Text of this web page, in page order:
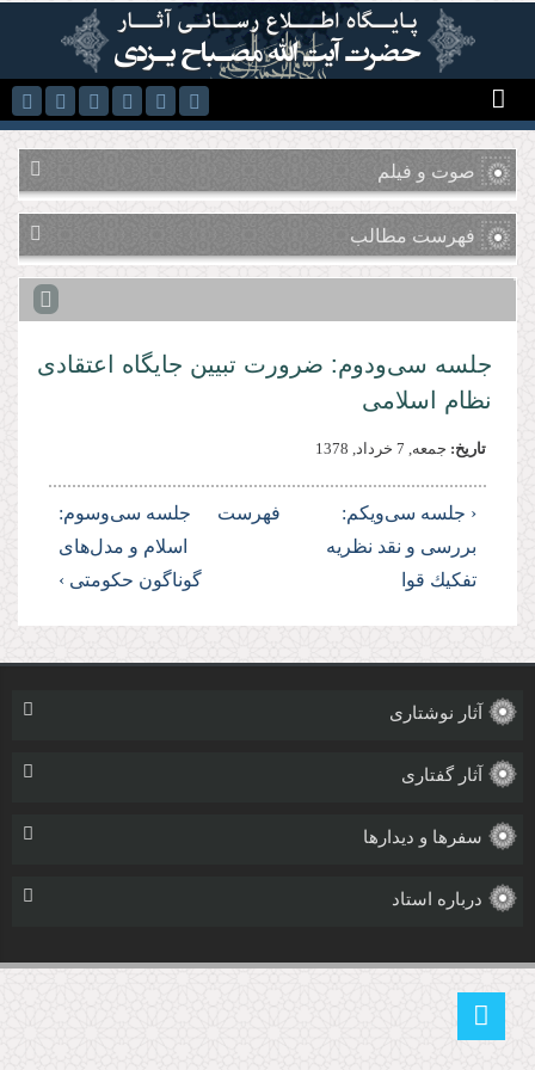
رفتن به محتوای اصلی
صوت و فیلم
فهرست مطالب
جلسه سی‌ودوم: ضرورت تبیین جایگاه اعتقادى
نظام اسلامى
تاریخ: جمعه, 7 خرداد, 1378
‹ جلسه سی‌ویکم:
بررسى و نقد نظریه
تفكیك قوا
فهرست
جلسه سی‌وسوم:
اسلام و مدل‌هاى
گوناگون حكومتى ›
آثار نوشتاری
آثار گفتاری
سفرها و دیدارها
درباره استاد